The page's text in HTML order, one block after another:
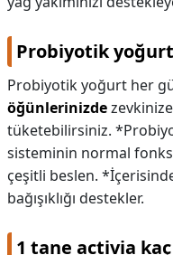
Probiyotik
Probiyotik yoğurt her
öğünlerinizde
tüketebilirsiniz.
sisteminin normal
çeşitli beslen.
bağışıklığı destekler.
1 tane activia